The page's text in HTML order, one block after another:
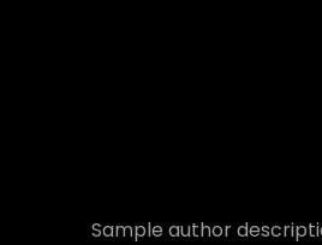
Sample author